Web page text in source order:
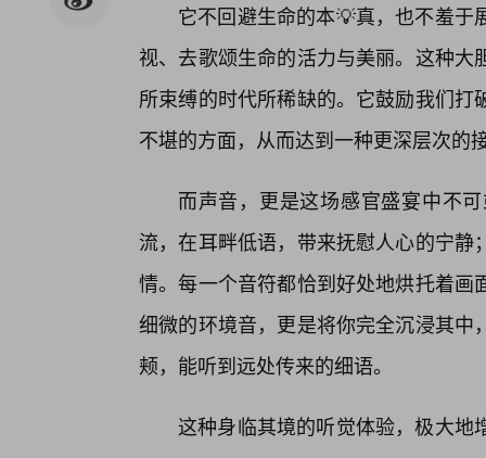
它不回避生命的本💡真，也不羞
视、去歌颂生命的活力与美丽。这种
所束缚的时代所稀缺的。它鼓励我们
不堪的方面，从而达到一种更深层次的
而声音，更是这场感官盛宴中不
流，在耳畔低语，带来抚慰人心的宁
情。每一个音符都恰到好处地烘托着
细微的环境音，更是将你完全沉浸其
颊，能听到远处传来的细语。
这种身临其境的听觉体验，极大